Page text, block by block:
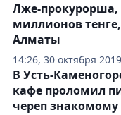
14:26, 30 октября 2019
Лже-
миллионов
Алматы
В Усть-
кафе проломил
череп знакомому